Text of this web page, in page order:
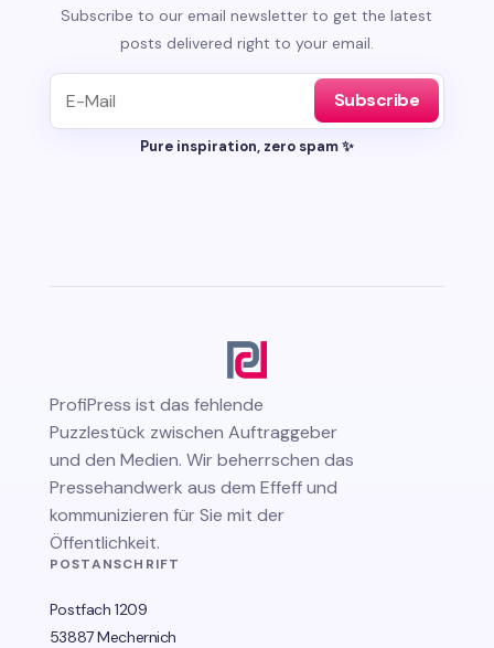
Subscribe to our email newsletter to get the latest
posts delivered right to your email.
Subscribe
Pure inspiration, zero spam ✨
ProfiPress ist das fehlende
Puzzlestück zwischen Auftraggeber
und den Medien. Wir beherrschen das
Pressehandwerk aus dem Effeff und
kommunizieren für Sie mit der
Öffentlichkeit.
POSTANSCHRIFT
Postfach 1209
53887 Mechernich